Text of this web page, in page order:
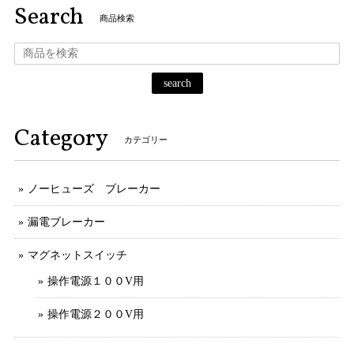
Search 商品検索
search
Category カテゴリー
ノーヒューズ ブレーカー
漏電ブレーカー
マグネットスイッチ
操作電源１００V用
操作電源２００V用